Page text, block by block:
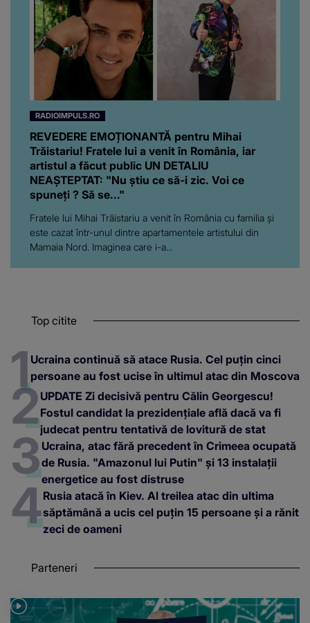
RADIOIMPULS.RO
REVEDERE EMOȚIONANTĂ pentru Mihai
Trăistariu! Fratele lui a venit în România, iar
artistul a făcut public UN DETALIU
NEAȘTEPTAT: "Nu știu ce să-i zic. Voi ce
spuneți ? Să se..."
Fratele lui Mihai Trăistariu a venit în România cu familia și
este cazat într-unul dintre apartamentele artistului din
Mamaia Nord. Imaginea care i-a...
Top citite
Ucraina continuă să atace Rusia. Cel puțin cinci
persoane au fost ucise în ultimul atac din Moscova
UPDATE Zi decisivă pentru Călin Georgescu!
Fostul candidat la prezidențiale află dacă va fi
judecat pentru tentativă de lovitură de stat
Ucraina, atac fără precedent în Crimeea ocupată
de Rusia. "Amazonul lui Putin" și 13 instalații
energetice au fost distruse
Rusia atacă în Kiev. Al treilea atac din ultima
săptămână a ucis cel puțin 15 persoane și a rănit
zeci de oameni
Parteneri